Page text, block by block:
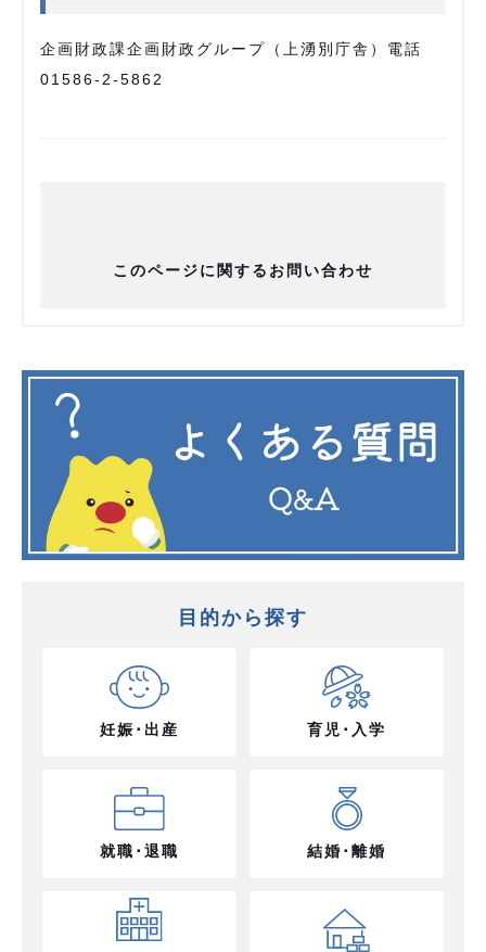
企画財政課企画財政グループ（上湧別庁舎）電話
01586-2-5862
このページに関するお問い合わせ
目的から探す
妊娠･出産 育児･入学
就職･退職 結婚･離婚